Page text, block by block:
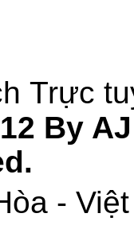
Trực
By
-